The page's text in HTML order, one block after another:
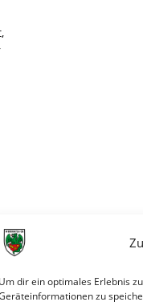
Um dir ein optimales Erlebnis
zu